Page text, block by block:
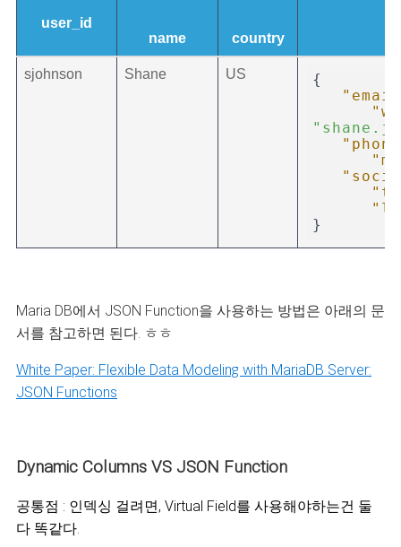
user_id
name
country
sjohnson Shane US
{
}
Maria DB에서 JSON Function을 사용하는 방법은 아래의 문
서를 참고하면 된다. ㅎㅎ
White Paper: Flexible Data Modeling with MariaDB Server:
JSON Functions
Dynamic Columns VS JSON Function
공통점 : 인덱싱 걸려 면, Virtual Field를 사용해야하는건 둘
다 똑같다.